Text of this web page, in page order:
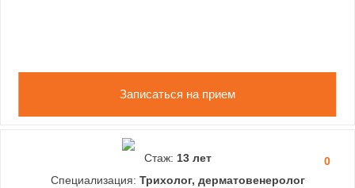
Записаться на прием
0
Стаж: 13 лет
Специализация: Трихолог, дерматовенеролог